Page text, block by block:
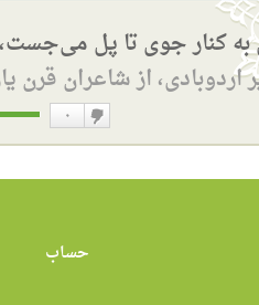
کنار جوی تا پل
اردوبادی، از شاعران قرن
۰
دوست
حساب